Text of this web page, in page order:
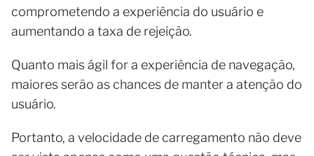
comprometendo a experiência do usuário e
aumentando a taxa de rejeição.
Quanto mais ágil for a experiência de navegação,
maiores serão as chances de manter a atenção do
usuário.
Portanto, a velocidade de carregamento não deve